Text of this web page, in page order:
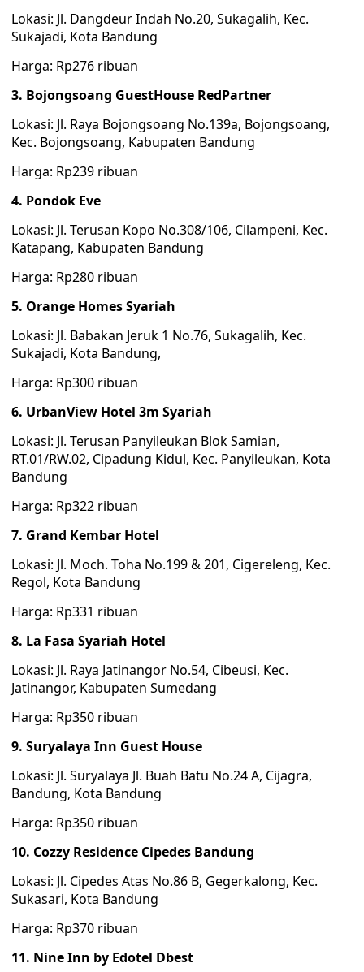
Lokasi: Jl. Dangdeur Indah No.20, Sukagalih, Kec.
Sukajadi, Kota Bandung
Harga: Rp276 ribuan
3. Bojongsoang GuestHouse RedPartner
Lokasi: Jl. Raya Bojongsoang No.139a, Bojongsoang,
Kec. Bojongsoang, Kabupaten Bandung
Harga: Rp239 ribuan
4. Pondok Eve
Lokasi: Jl. Terusan Kopo No.308/106, Cilampeni, Kec.
Katapang, Kabupaten Bandung
Harga: Rp280 ribuan
5. Orange Homes Syariah
Lokasi: Jl. Babakan Jeruk 1 No.76, Sukagalih, Kec.
Sukajadi, Kota Bandung,
Harga: Rp300 ribuan
6. UrbanView Hotel 3m Syariah
Lokasi: Jl. Terusan Panyileukan Blok Samian,
RT.01/RW.02, Cipadung Kidul, Kec. Panyileukan, Kota
Bandung
Harga: Rp322 ribuan
7. Grand Kembar Hotel
Lokasi: Jl. Moch. Toha No.199 & 201, Cigereleng, Kec.
Regol, Kota Bandung
Harga: Rp331 ribuan
8. La Fasa Syariah Hotel
Lokasi: Jl. Raya Jatinangor No.54, Cibeusi, Kec.
Jatinangor, Kabupaten Sumedang
Harga: Rp350 ribuan
9. Suryalaya Inn Guest House
Lokasi: Jl. Suryalaya Jl. Buah Batu No.24 A, Cijagra,
Bandung, Kota Bandung
Harga: Rp350 ribuan
10. Cozzy Residence Cipedes Bandung
Lokasi: Jl. Cipedes Atas No.86 B, Gegerkalong, Kec.
Sukasari, Kota Bandung
Harga: Rp370 ribuan
11. Nine Inn by Edotel Dbest